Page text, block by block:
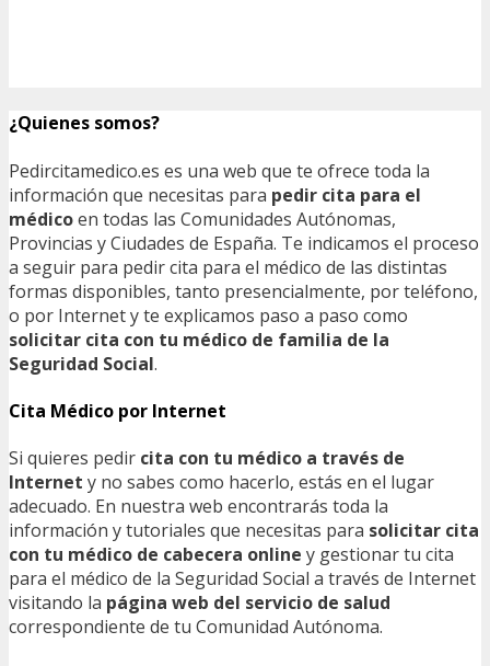
¿Quienes somos?
Pedircitamedico.es es una web que te ofrece toda la
información que necesitas para pedir cita para el
médicoen todas las Comunidades Autónomas,
Provincias y Ciudades de España. Te indicamos el proceso
a seguir para pedir cita para el médico de las distintas
formas disponibles, tanto presencialmente, por teléfono,
o por Internet y te explicamos paso a paso como
solicitar cita con tu médico de familia de la
Seguridad Social.
Cita Médico por Internet
Si quieres pedir cita con tu médico a través de
Internet y no sabes como hacerlo, estás en el lugar
adecuado. En nuestra web encontrarás toda la
información y tutoriales que necesitas para solicitar cita
con tu médico de cabecera online y gestionar tu cita
para el médico de la Seguridad Social a través de Internet
visitando la página web del servicio de salud
correspondiente de tu Comunidad Autónoma.